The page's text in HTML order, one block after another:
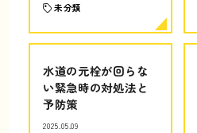
未分類
水道の元栓が回らな
い緊急時の対処法と
予防策
2025.05.09